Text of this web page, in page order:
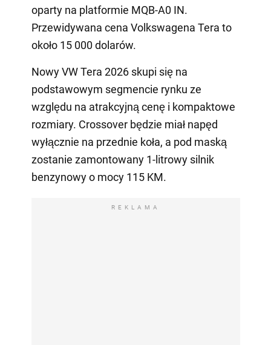
oparty na platformie MQB-A0 IN.
Przewidywana cena Volkswagena Tera to
około 15 000 dolarów.
Nowy VW Tera 2026 skupi się na
podstawowym segmencie rynku ze
względu na atrakcyjną cenę i kompaktowe
rozmiary. Crossover będzie miał napęd
wyłącznie na przednie koła, a pod maską
zostanie zamontowany 1-litrowy silnik
benzynowy o mocy 115 KM.
REKLAMA